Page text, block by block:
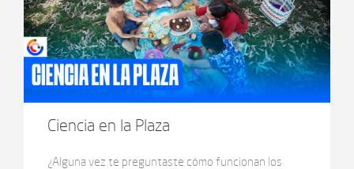
Ciencia en la Plaza
¿Alguna vez te preguntaste cómo funcionan los